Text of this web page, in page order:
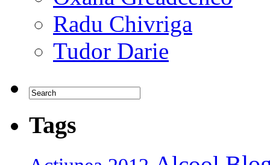
Radu Chivriga
Tudor Darie
Tags